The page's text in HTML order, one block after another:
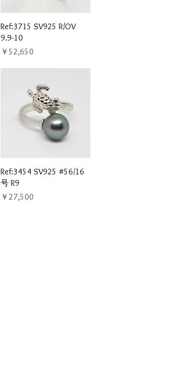
クイックビュー
Ref:3715 SV925 R/OV
9.9-10
価格
￥52,650
クイックビュー
Ref:3454 SV925 #56/16
号 R9
価格
￥27,500